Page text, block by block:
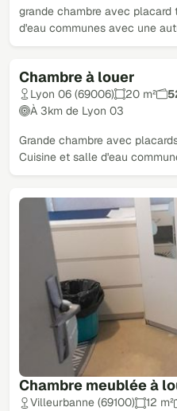
grande chambre avec
d'eau communes avec une
Chambre à louer
Lyon 06 (69006) 20 m²
À 3km de Lyon 03
Grande chambre avec
Cuisine et salle d'eau
Chambre meublée à
Villeurbanne (69100) 12 m²